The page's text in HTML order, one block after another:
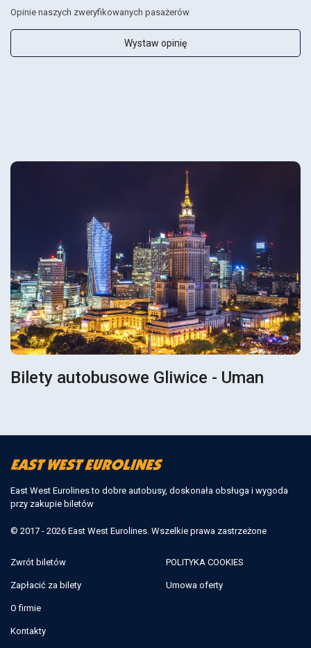
Opinie naszych zweryfikowanych pasażerów
Wystaw opinię
Bilety autobusowe Gliwice - Uman
East West Eurolines to dobre autobusy, doskonała obsługa i wygoda
przy zakupie biletów
© 2017 - 2026 East West Eurolines. Wszelkie prawa zastrzeżone
Zwrót biletów
Zapłacić za bilety
O firmie
Kontakty
POLITYKA COOKIES
Umowa oferty